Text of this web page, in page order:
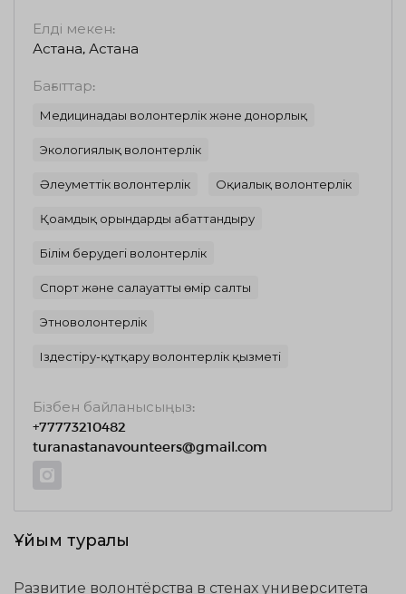
Елді мекен:
Астана, Астана
Бағыттар:
Медицинадағы волонтерлік және донорлық
Экологиялық волонтерлік
Әлеуметтік волонтерлік Оқиғалық волонтерлік
Қоғамдық орындарды абаттандыру
Білім берудегі волонтерлік
Спорт және салауатты өмір салты
Этноволонтерлік
Іздестіру-құтқару волонтерлік қызметі
Бізбен байланысыңыз:
+77773210482
turanastanavounteers@gmail.com
Ұйым туралы
Развитие волонтёрства в стенах университета